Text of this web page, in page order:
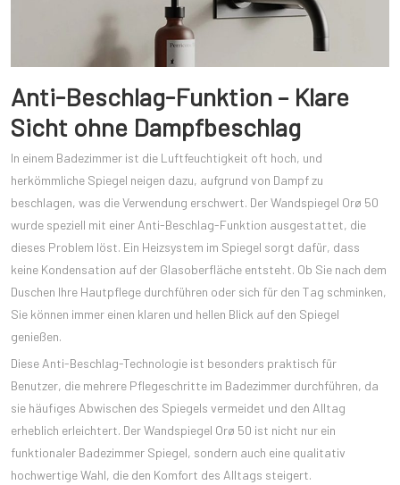
Anti-Beschlag-Funktion – Klare
Sicht ohne Dampfbeschlag
In einem Badezimmer ist die Luftfeuchtigkeit oft hoch, und
herkömmliche Spiegel neigen dazu, aufgrund von Dampf zu
beschlagen, was die Verwendung erschwert. Der Wandspiegel Orø 50
wurde speziell mit einer Anti-Beschlag-Funktion ausgestattet, die
dieses Problem löst. Ein Heizsystem im Spiegel sorgt dafür, dass
keine Kondensation auf der Glasoberfläche entsteht. Ob Sie nach dem
Duschen Ihre Hautpflege durchführen oder sich für den Tag schminken,
Sie können immer einen klaren und hellen Blick auf den Spiegel
genießen.
Diese Anti-Beschlag-Technologie ist besonders praktisch für
Benutzer, die mehrere Pflegeschritte im Badezimmer durchführen, da
sie häufiges Abwischen des Spiegels vermeidet und den Alltag
erheblich erleichtert. Der Wandspiegel Orø 50 ist nicht nur ein
funktionaler Badezimmer Spiegel, sondern auch eine qualitativ
hochwertige Wahl, die den Komfort des Alltags steigert.